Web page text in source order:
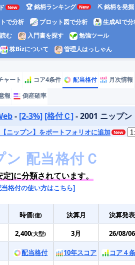
🏆 銘柄ランキング
⛏️ 銘柄を発掘
で分析 プロット図で分析
生成AIで分
む 入門書を探す
勉強ツール
株Bizについて 管理人はっしゃん
ャート コア4条件 配当格付
月次情報
報 倒産確率
- [2-3%] [格付Ｃ]- 2001 ニップン
【ニップン】をポートフォリオに追加
]に分類されています。
当格付の使い方はこちら]
時価(億) 決算月 決算発表
2,400(大型) 3月 26/08/06
配当格付 10年スコア
コア４